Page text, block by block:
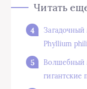
Читать
Phyllium
Волшебный
гигантские